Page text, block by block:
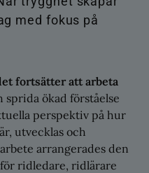
fortsätter att arbeta
sprida ökad förståelse
perspektiv på hur
utvecklas och
arrangerades den
ridledare, ridlärare